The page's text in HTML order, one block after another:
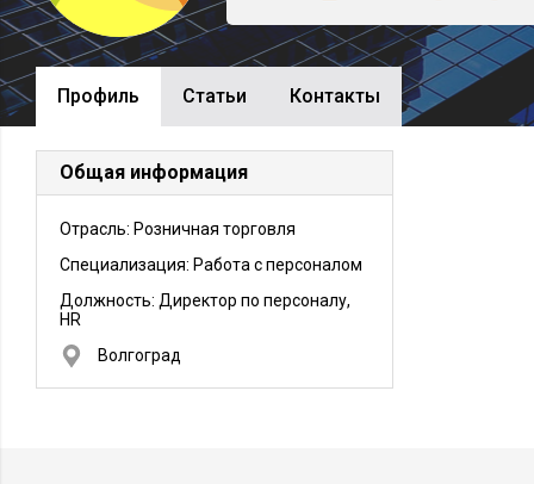
Профиль Cтатьи Контакты
Общая информация
Отрасль: Розничная торговля
Специализация: Работа с персоналом
Должность: Директор по персоналу,
HR
Волгоград